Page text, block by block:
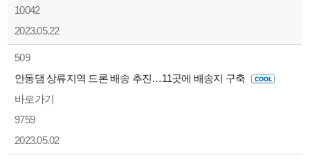
10042
2023.05.22
509
안동댐 상류지역 드론 배송 추진…11곳에 배송지 구축
바로가기
9759
2023.05.02